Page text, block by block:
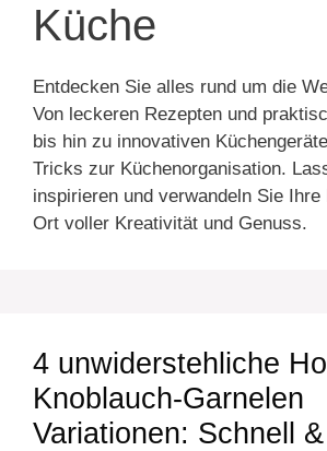
Küche
Entdecken Sie alles rund um die
Von leckeren Rezepten und
bis hin zu innovativen
Tricks zur Küchenorganisation.
inspirieren und verwandeln Sie Ihre
Ort voller Kreativität und Genuss.
4 unwiderstehliche
Knoblauch-Garnelen
Variationen: Schnell